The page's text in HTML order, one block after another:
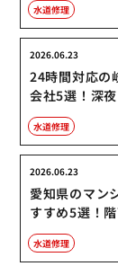
水道修理
24時間対応の
会社5選！深
2026.06.23
水道修理
愛知県のマン
すすめ5選！
2026.06.23
水道修理